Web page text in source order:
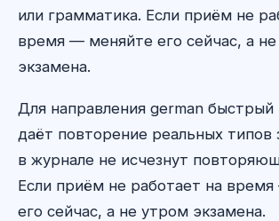
или грамматика. Если приём не
время — меняйте его сейчас, а
экзамена.
Для направления german
даёт повторение реальных типов
в журнале не исчезнут
Если приём не работает на
его сейчас, а не утром экзамена.